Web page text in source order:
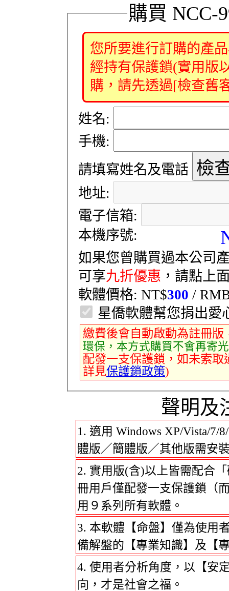
購買 NCC-
您所要進行訂購的產
經持有保護鎖(實用版
購，請先透過[檢查舊
姓名:
手機:
請填寫姓名及電話
地址:
電子信箱:
本機序號:
如果您曾購買過本公司
可享九折優惠 ，請點上
軟體價格: NT$300 /
星僑軟體幫您捐出愛
繳費後會自動啟動為註冊版
環保，本方式購買不會再寄
配發一支保護鎖，如未索
詳見保護鎖政策)
聲明及
適用 Windows XP/Vista/7/
體版／簡體版／其他版需安
實用版(含)以上皆需配合
冊用戶僅配發一支保護鎖（
用９系列所有軟體。
本軟體【命盤】僅為使用
備解盤的【專業知識】及【
使用者分析角度，以【安
向，才是社會之福。